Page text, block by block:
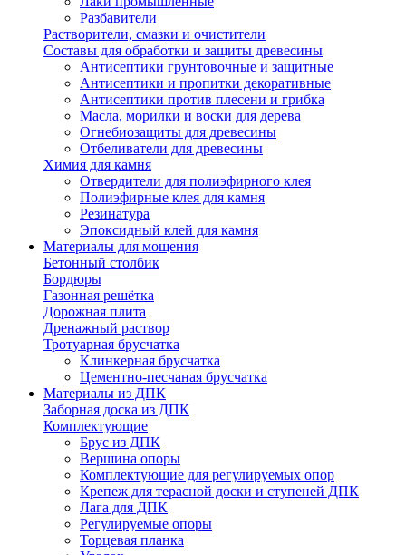
Разбавители
Растворители, смазки и очистители
Составы для обработки и защиты древесины
Антисептики грунтовочные и защитные
Антисептики и пропитки декоративные
Антисептики против плесени и грибка
Масла, морилки и воски для дерева
Огнебиозащиты для древесины
Отбеливатели для древесины
Химия для камня
Отвердители для полиэфирного клея
Полиэфирные клея для камня
Резинатура
Эпоксидный клей для камня
Материалы для мощения
Бетонный столбик
Бордюры
Газонная решётка
Дорожная плита
Дренажный раствор
Тротуарная брусчатка
Клинкерная брусчатка
Цементно-песчаная брусчатка
Материалы из ДПК
Заборная доска из ДПК
Комплектующие
Брус из ДПК
Вершина опоры
Комплектующие для регулируемых опор
Крепеж для терасной доски и ступеней ДПК
Лага для ДПК
Регулируемые опоры
Торцевая планка